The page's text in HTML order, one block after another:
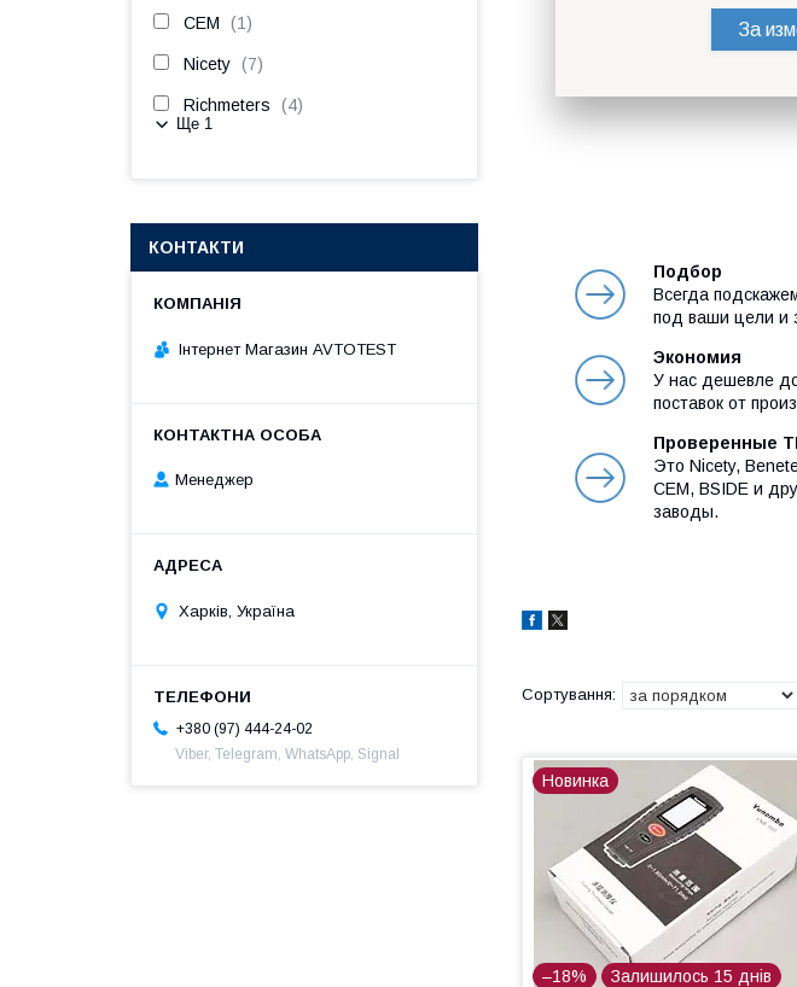
За
Подбор
Всегда
под ваши цели и
Экономия
У нас дешевле
поставок от
Проверенные
Это Nicety,
СЕМ, BSIDE и
заводы.
Новинка
–18% Залишилось 15 днів
CEM 1
Nicety 7
Richmeters 4
Ще 1
КОНТАКТИ
Інтернет Магазин AVTOTEST
Менеджер
Харків, Україна
+380 (97) 444-24-02
Viber, Telegram, WhatsApp, Signal